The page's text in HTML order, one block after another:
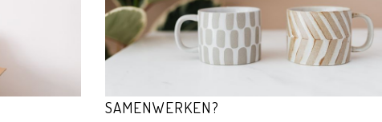
SAMENWERKEN?